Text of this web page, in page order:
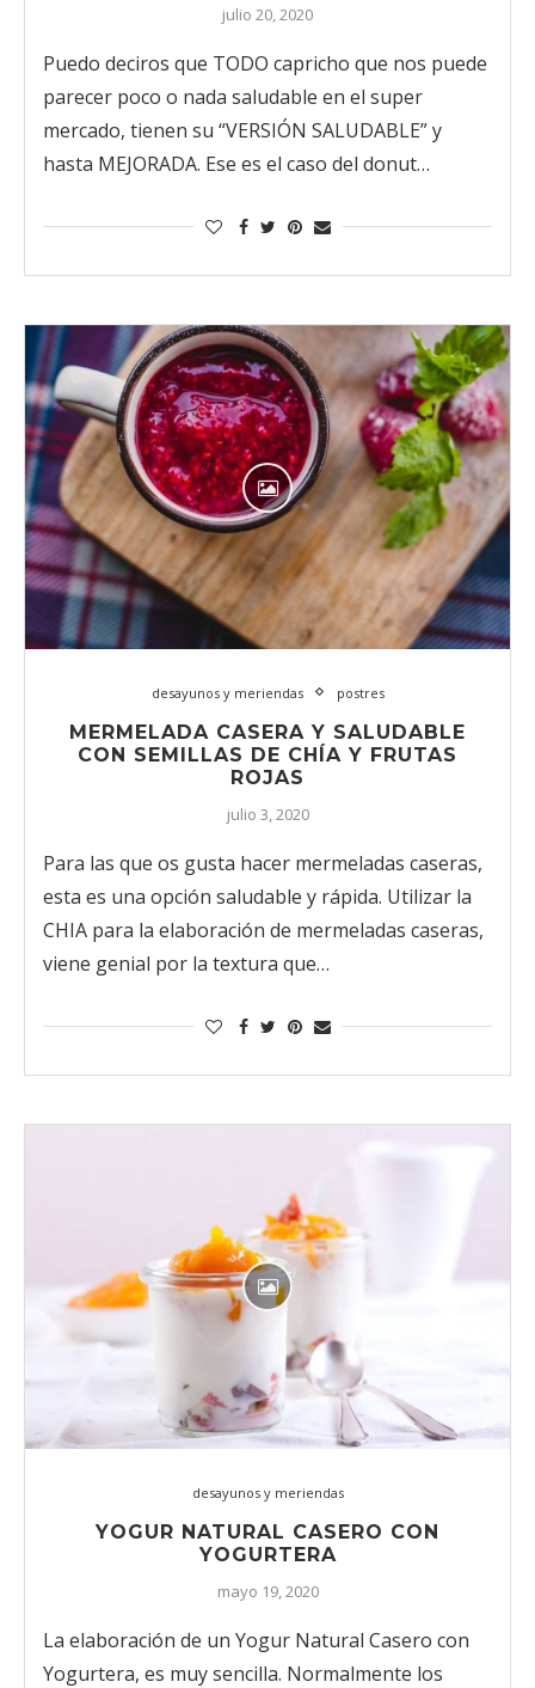
julio 20, 2020
Puedo deciros que TODO capricho que nos puede
parecer poco o nada saludable en el super
mercado, tienen su “VERSIÓN SALUDABLE” y
hasta MEJORADA. Ese es el caso del donut…
desayunos y meriendas postres
MERMELADA CASERA Y SALUDABLE
CON SEMILLAS DE CHÍA Y FRUTAS
ROJAS
julio 3, 2020
Para las que os gusta hacer mermeladas caseras,
esta es una opción saludable y rápida. Utilizar la
CHIA para la elaboración de mermeladas caseras,
viene genial por la textura que…
desayunos y meriendas
YOGUR NATURAL CASERO CON
YOGURTERA
mayo 19, 2020
La elaboración de un Yogur Natural Casero con
Yogurtera, es muy sencilla. Normalmente los